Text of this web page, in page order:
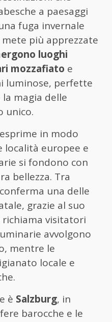
a paesaggi
fuga invernale
più apprezzate
luoghi
mozzafiato e
luminose, perfette
magia delle
unico.
in modo
località europee e
si fondono con
bellezza. Tra
una delle
grazie al suo
visitatori
avvolgono
mentre le
locale e
è Salzburg, in
barocche e le